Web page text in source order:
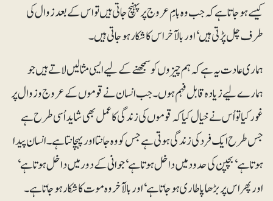
کیسے ہو جاتا ہے کہ جب وہ بامِ عروج پر پہنچ جاتی ہیں تو اس کے بعد زوال کی
طرف چل پڑتی ہیں‘اور بالآخر اس کا شکار ہو جاتی ہیں۔
ہماری عادت یہ ہے کہ ہم چیزوں کو سمجھنے کے لیے ایسی مثالیں لاتے ہیں جو
ہمارے لیے زیادہ قابل فہم ہوں۔ جب انسان نے قوموں کے عروج و زوال پر
غور کیا تو اُس نے خیال کیا کہ قوموں کی زندگی کا عمل بھی شاید اُسی طرح ہے
جس طرح ایک فرد کی زندگی ہوتی ہے جس کو وہ جانتا اور پہچانتا ہے۔ انسان پیدا
ہوتا ہے‘ بچپن کی حدود میں داخل ہوتا ہے‘ جوانی کے دور میں داخل ہوتا ہے‘
اور پھر اس پر بڑھاپا طاری ہو جاتا ہے‘ اور بالآخر وہ موت کا شکار ہو جاتا ہے۔